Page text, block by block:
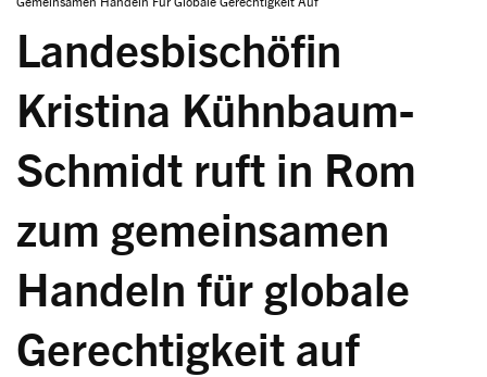
Landesbischöfin
Kristina Kühnbaum-
Schmidt ruft in Rom
zum gemeinsamen
Handeln für globale
Gerechtigkeit auf